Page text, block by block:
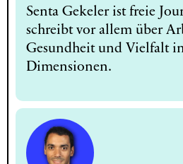
Senta Gekeler ist freie
schreibt vor allem über
Gesundheit und Vielfalt
Dimensionen.